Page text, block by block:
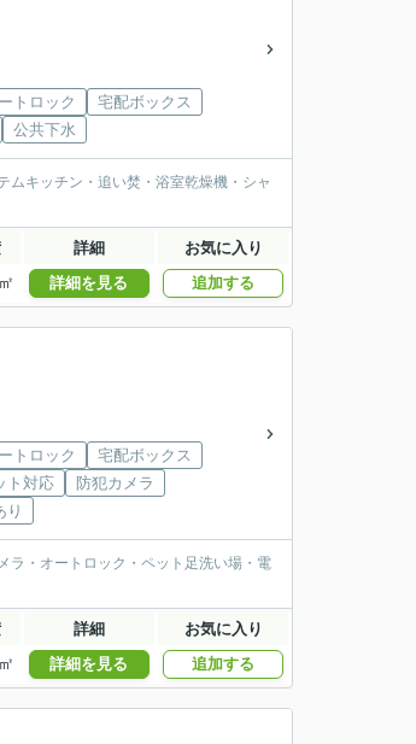
トロック
宅配ボックス
公共下水
ムキッチン・追い焚・浴室乾燥機・シャ
詳細 お気に入り
詳細を見る 追加する
トロック
宅配ボックス
ト対応
防犯カメラ
り
ラ・オートロック・ペット足洗い場・電
詳細 お気に入り
詳細を見る 追加する